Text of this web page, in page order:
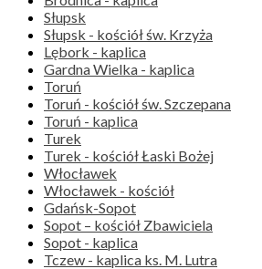
Słupsk
Słupsk - kościół św. Krzyża
Lębork - kaplica
Gardna Wielka - kaplica
Toruń
Toruń - kościół św. Szczepana
Toruń - kaplica
Turek
Turek - kościół Łaski Bożej
Włocławek
Włocławek - kościół
Gdańsk-Sopot
Sopot – kościół Zbawiciela
Sopot - kaplica
Tczew - kaplica ks. M. Lutra